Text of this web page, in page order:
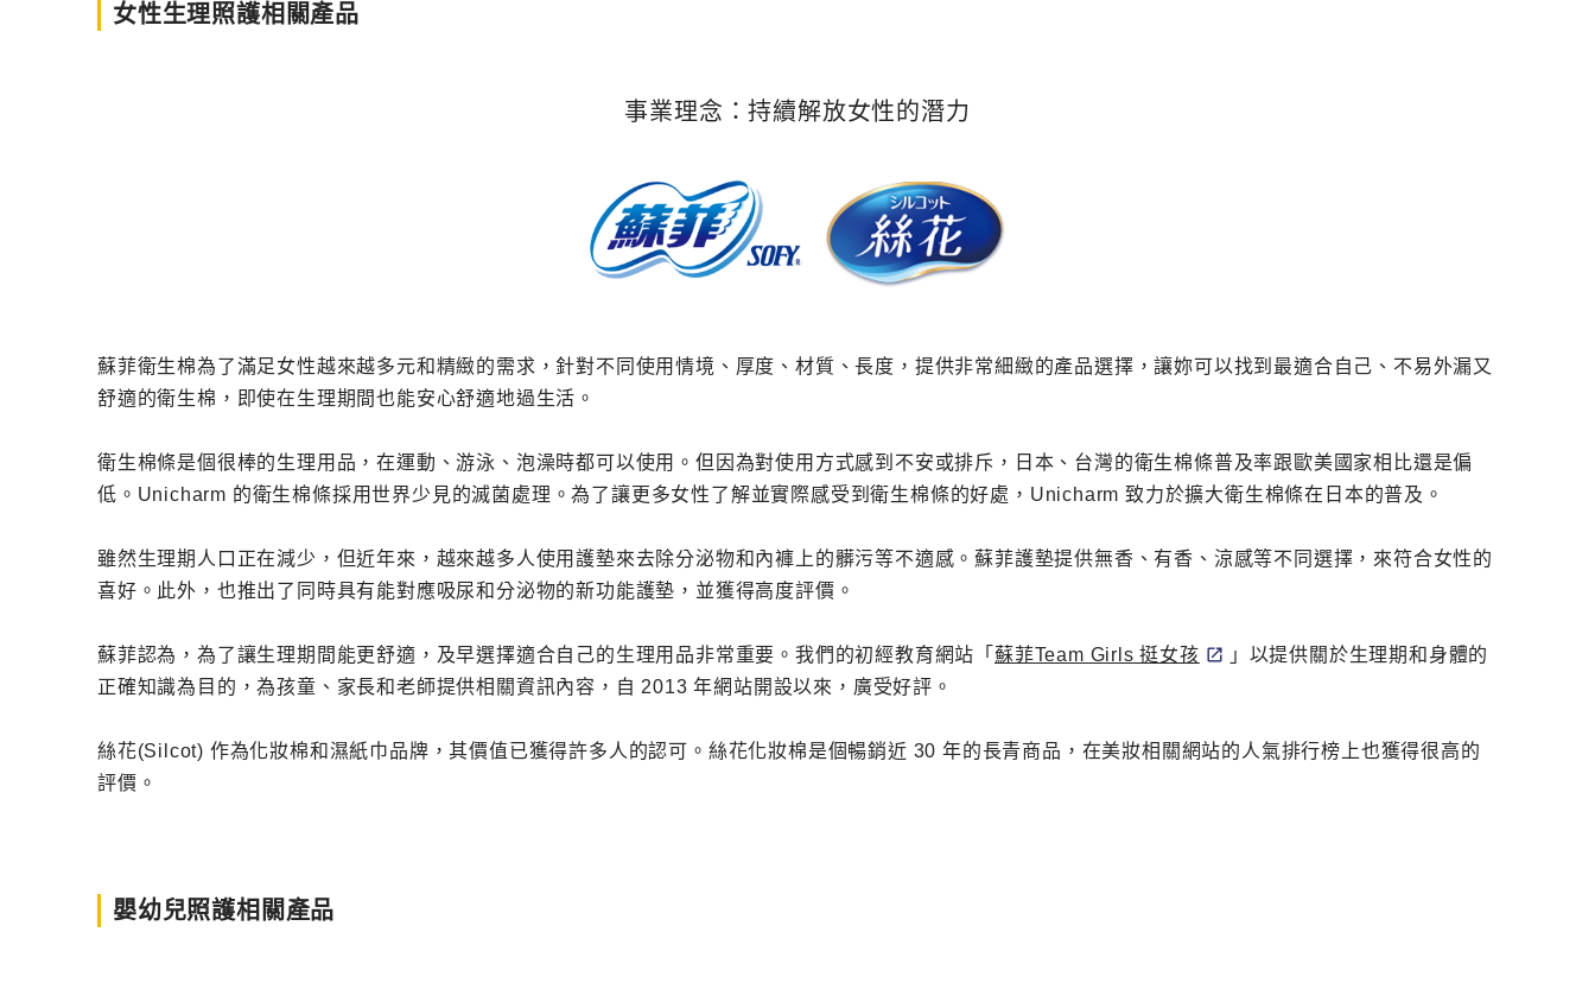
女性生理照護相關產品
事業理念：持續解放女性的潛力
蘇菲衛生棉為了滿足女性越來越多元和精緻的需求，針對不同使用情境、厚度、材質、長度，提供非常細緻的產品選擇，讓妳可以找到最適合自己、不易外漏又
舒適的衛生棉，即使在生理期間也能安心舒適地過生活。
衛生棉條是個很棒的生理用品，在運動、游泳、泡澡時都可以使用。但因為對使用方式感到不安或排斥，日本、台灣的衛生棉條普及率跟歐美國家相比還是偏
低。Unicharm 的衛生棉條採用世界少見的滅菌處理。為了讓更多女性了解並實際感受到衛生棉條的好處，Unicharm 致力於擴大衛生棉條在日本的普及。
雖然生理期人口正在減少，但近年來，越來越多人使用護墊來去除分泌物和內褲上的髒污等不適感。蘇菲護墊提供無香、有香、涼感等不同選擇，來符合女性的
喜好。此外，也推出了同時具有能對應吸尿和分泌物的新功能護墊，並獲得高度評價。
蘇菲認為，為了讓生理期間能更舒適，及早選擇適合自己的生理用品非常重要。我們的初經教育網站「 蘇菲Team Girls 挺女孩
」以提供關於生理期和身體的
正確知識為目的，為孩童、家長和老師提供相關資訊內容，自 2013 年網站開設以來，廣受好評。
絲花(Silcot) 作為化妝棉和濕紙巾品牌，其價值已獲得許多人的認可。絲花化妝棉是個暢銷近 30 年的長青商品，在美妝相關網站的人氣排行榜上也獲得很高的
評價。
嬰幼兒照護相關產品